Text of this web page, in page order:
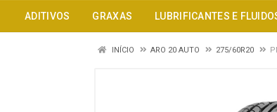
ADITIVOS GRAXAS LUBRIFICANTES E
INÍCIO ARO 20 AUTO 275/60R20